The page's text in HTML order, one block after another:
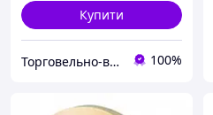
Купити
Торговельно-виробнича компанія "ДОМЗА" 100%